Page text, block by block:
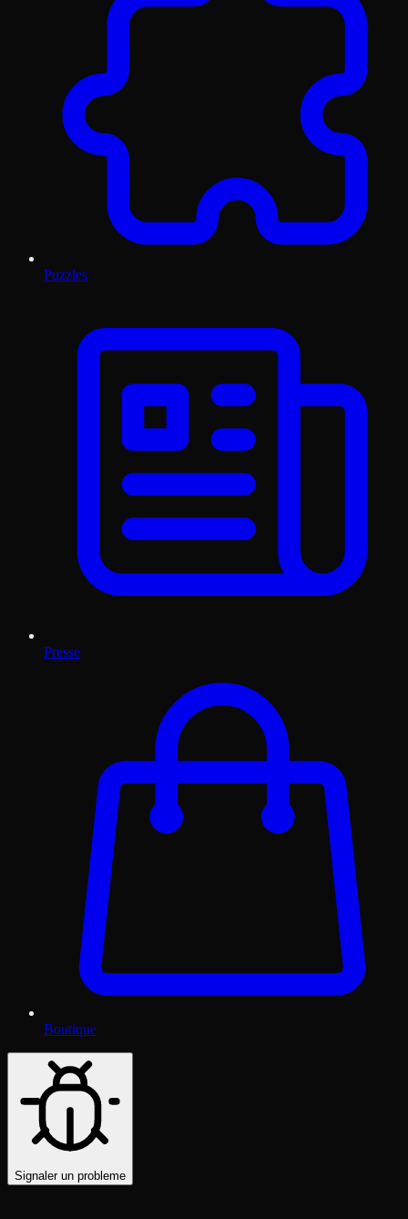
Puzzles
Presse
Boutique
Signaler un probleme